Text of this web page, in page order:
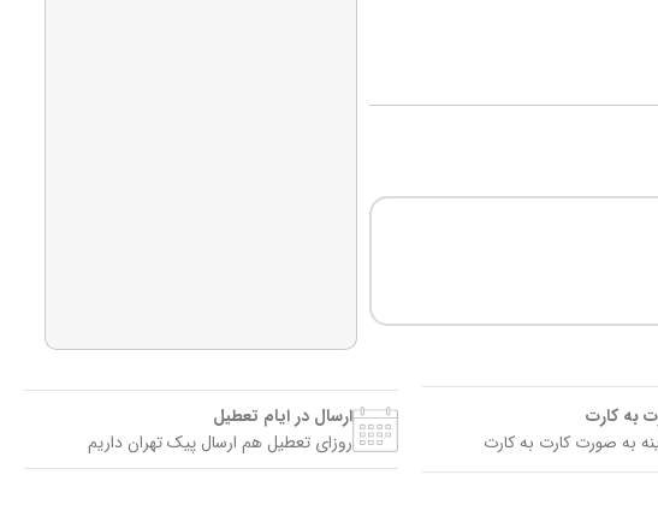
به کارت
به صورت کارت به کارت
ارسال در ایام تعطیل
روزای تعطیل هم ارسال پیک تهران داریم